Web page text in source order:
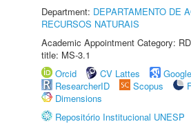
Department: DEPARTAMENTO DE
RECURSOS NATURAIS
Academic Appointment Category:
title: MS-3.1
Orcid
CV Lattes
ResearcherID
Scopus
Dimensions
Repositório Institucional UNESP